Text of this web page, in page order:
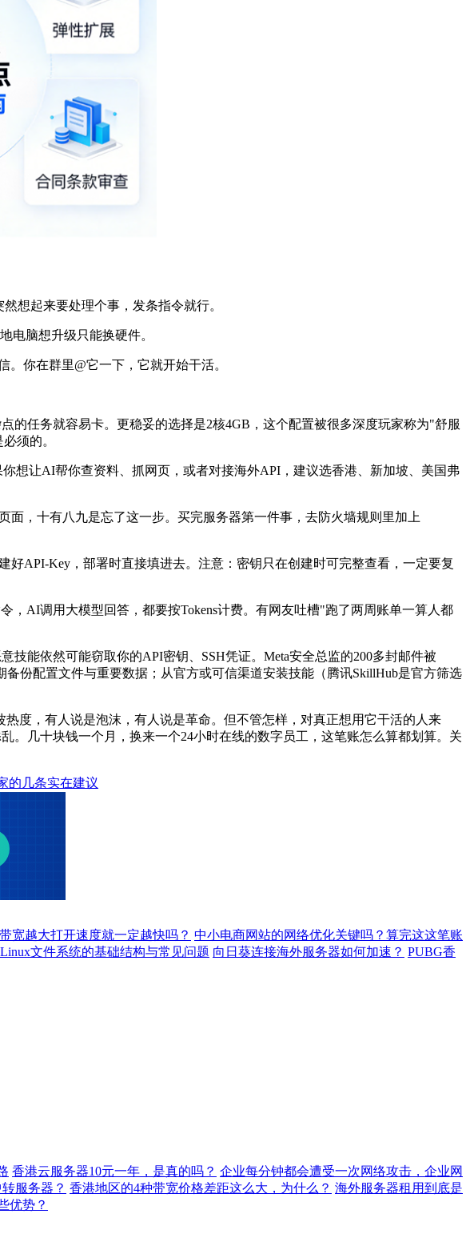
想起来要处理个事，发条指令就行。
电脑想升级只能换硬件。
。你在群里@它一下，它就开始干活。
的任务就容易卡。更稳妥的选择是2核4GB ，这个配置被很多深度玩家称为"舒服
必须的。
想让AI帮你查资料、抓网页，或者对接海外API ，建议选香港、新加坡、美国弗
面，十有八九是忘了这一步。买完服务器第一件事，去防火墙规则里加上
好API-Key ，部署时直接填进去。注意：密钥只在创建时可完整查看，一定要复
， AI调用大模型回答，都要按Tokens计费。有网友吐槽"跑了两周账单一算人都
技能依然可能窃取你的API密钥、 SSH凭证。 Meta安全总监的200多封邮件被
份配置文件与重要数据；从官方或可信渠道安装技能（腾讯SkillHub是官方筛选
热度，有人说是泡沫，有人说是革命。但不管怎样，对真正想用它干活的人来
。几十块钱一个月，换来一个24小时在线的数字员工，这笔账怎么算都划算。关
的几条实在建议
宽越大打开速度就一定越快吗？ 中小电商网站的网络优化关键吗？算完这这笔账
Linux文件系统的基础结构与常见问题 向日葵连接海外服务器如何加速？ PUBG香
香港云服务器10元一年，是真的吗？ 企业每分钟都会遭受一次网络攻击，企业网
服务器？ 香港地区的4种带宽价格差距这么大，为什么？ 海外服务器租用到底是
优势？